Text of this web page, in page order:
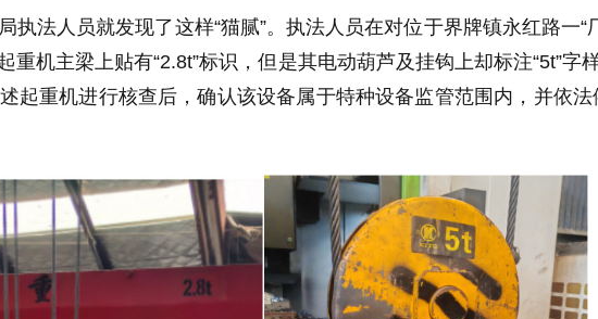
执法人员就发现了这样“猫腻”。执法人员在对位于界牌镇永红路一“
机主梁上贴有“2.8t”标识，但是其电动葫芦及挂钩上却标注“5t”字
起重机进行核查后，确认该设备属于特种设备监管范围内，并依